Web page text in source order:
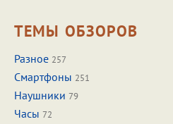
ТЕМЫ ОБЗОРОВ
Разное 257
Смартфоны 251
Наушники 79
Часы 72